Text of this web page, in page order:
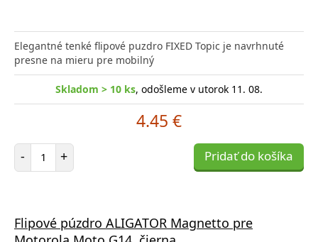
Elegantné tenké flipové puzdro FIXED Topic je navrhnuté
presne na mieru pre mobilný
Skladom > 10 ks, odošleme v utorok 11. 08.
4.45 €
- Počet položiek
+ Pridať do košíka
Flipové púzdro ALIGATOR Magnetto pre